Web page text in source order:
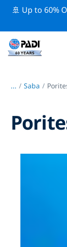
🚢 Up to 60%
... / Saba